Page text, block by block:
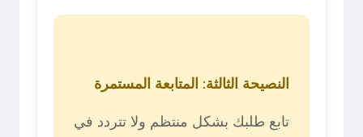
النصيحة الثالثة: المتابعة المستمرة
تابع طلبك بشكل منتظم ولا تتردد في